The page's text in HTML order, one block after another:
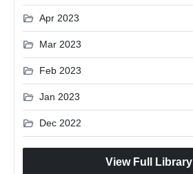
folder_open Apr 2023
folder_open Mar 2023
folder_open Feb 2023
folder_open Jan 2023
folder_open Dec 2022
View Full Library